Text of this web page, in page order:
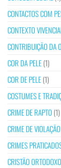
CONTACTOS COM
CONTEXTO
CONTRIBUIÇÃO DA
COR DA PELE(1)
COR DE PELE(1)
COSTUMES E
CRIME DE RAPTO (1)
CRIME DE VIOLAÇÃO
CRIMES
CRISTÃO ORTODOXO